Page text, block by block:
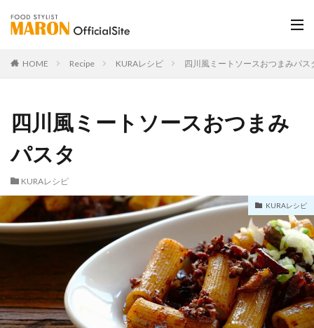
HOME Recipe KURAレシピ 四川風ミートソースおつまみパス
四川風ミートソースおつまみ
パスタ
KURAレシピ
KURAレシピ